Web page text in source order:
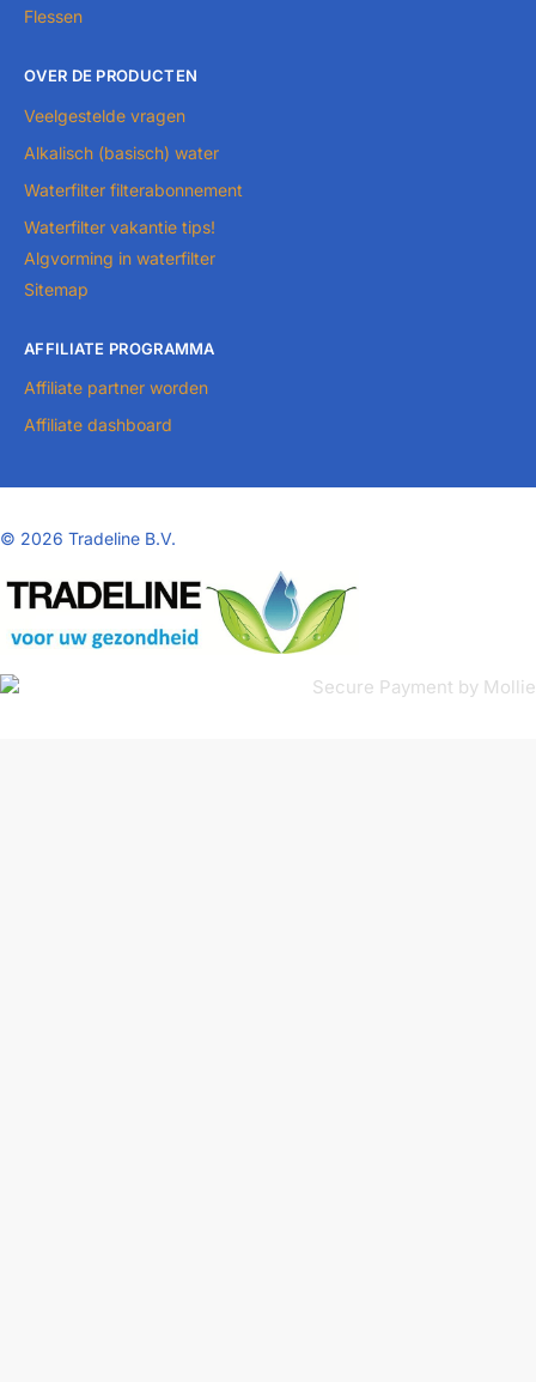
Flessen
OVER DE PRODUCTEN
Veelgestelde vragen
Alkalisch (basisch) water
Waterfilter filterabonnement
Waterfilter vakantie tips!
Algvorming in waterfilter
Sitemap
AFFILIATE PROGRAMMA
Affiliate partner worden
Affiliate dashboard
© 2026 Tradeline B.V.